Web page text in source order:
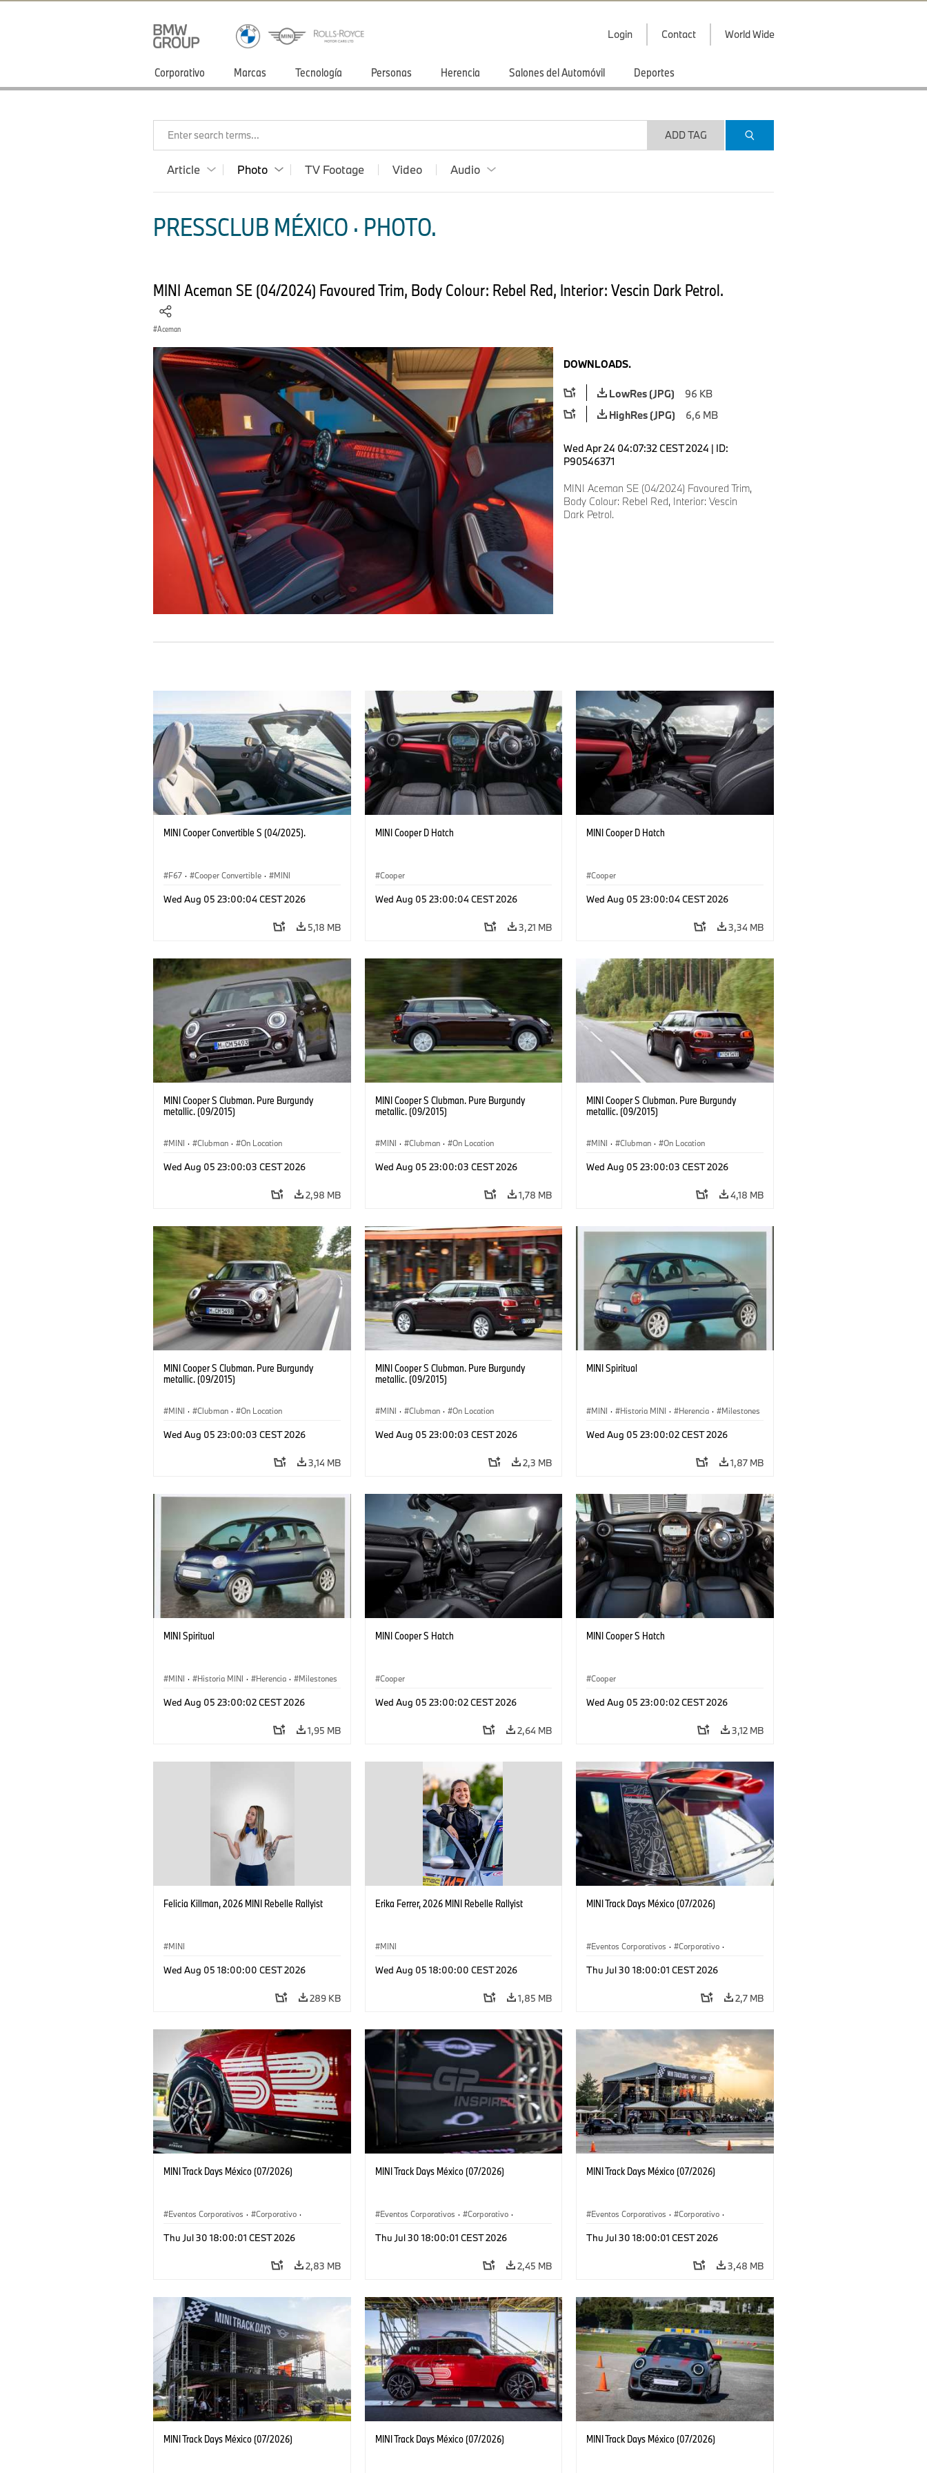
Login Contact World Wide
Corporativo Marcas Tecnología Personas Herencia Salones del Automóvil Deportes
Enter search terms... ADD TAG
Article Photo TV Footage Video Audio
PRESSCLUB MÉXICO · PHOTO.
MINI Aceman SE (04/2024) Favoured Trim, Body Colour: Rebel Red, Interior: Vescin Dark Petrol.
Aceman
DOWNLOADS.
LowRes (JPG)
96 KB
HighRes (JPG)
6,6 MB
Wed Apr 24 04:07:32 CEST 2024 | ID:
P90546371
MINI Aceman SE (04/2024) Favoured Trim,
Body Colour: Rebel Red, Interior: Vescin
Dark Petrol.
MINI Cooper Convertible S (04/2025).
F67 · Cooper Convertible · MINI
Wed Aug 05 23:00:04 CEST 2026
5,18 MB
MINI Cooper D Hatch
Cooper
Wed Aug 05 23:00:04 CEST 2026
3,21 MB
MINI Cooper D Hatch
Cooper
Wed Aug 05 23:00:04 CEST 2026
3,34 MB
MINI Cooper S Clubman. Pure Burgundy
metallic. (09/2015)
MINI · Clubman · On Location
Wed Aug 05 23:00:03 CEST 2026
2,98 MB
MINI Cooper S Clubman. Pure Burgundy
metallic. (09/2015)
MINI · Clubman · On Location
Wed Aug 05 23:00:03 CEST 2026
1,78 MB
MINI Cooper S Clubman. Pure Burgundy
metallic. (09/2015)
MINI · Clubman · On Location
Wed Aug 05 23:00:03 CEST 2026
4,18 MB
MINI Cooper S Clubman. Pure Burgundy
metallic. (09/2015)
MINI · Clubman · On Location
Wed Aug 05 23:00:03 CEST 2026
3,14 MB
MINI Cooper S Clubman. Pure Burgundy
metallic. (09/2015)
MINI · Clubman · On Location
Wed Aug 05 23:00:03 CEST 2026
2,3 MB
MINI Spiritual
MINI · Historia MINI · Herencia · Milestones
Wed Aug 05 23:00:02 CEST 2026
1,87 MB
MINI Spiritual
MINI · Historia MINI · Herencia · Milestones
Wed Aug 05 23:00:02 CEST 2026
1,95 MB
MINI Cooper S Hatch
Cooper
Wed Aug 05 23:00:02 CEST 2026
2,64 MB
MINI Cooper S Hatch
Cooper
Wed Aug 05 23:00:02 CEST 2026
3,12 MB
Felicia Killman, 2026 MINI Rebelle Rallyist
MINI
Wed Aug 05 18:00:00 CEST 2026
289 KB
Erika Ferrer, 2026 MINI Rebelle Rallyist
MINI
Wed Aug 05 18:00:00 CEST 2026
1,85 MB
MINI Track Days México (07/2026)
Eventos Corporativos · Corporativo ·
Thu Jul 30 18:00:01 CEST 2026
2,7 MB
MINI Track Days México (07/2026)
Eventos Corporativos · Corporativo ·
Thu Jul 30 18:00:01 CEST 2026
2,83 MB
MINI Track Days México (07/2026)
Eventos Corporativos · Corporativo ·
Thu Jul 30 18:00:01 CEST 2026
2,45 MB
MINI Track Days México (07/2026)
Eventos Corporativos · Corporativo ·
Thu Jul 30 18:00:01 CEST 2026
3,48 MB
MINI Track Days México (07/2026) MINI Track Days México (07/2026) MINI Track Days México (07/2026)